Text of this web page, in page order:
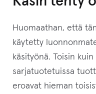
Huomaathan, että
käytetty
käsityönä. Toisin
sarjatuotetuissa
eroavat hieman